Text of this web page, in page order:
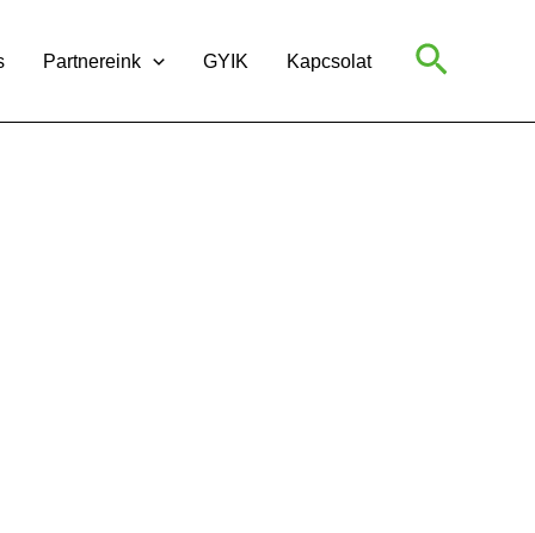
Partnereink GYIK Kapcsolat Search